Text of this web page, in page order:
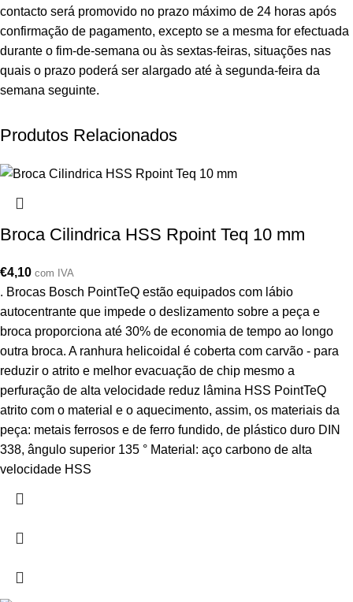
contacto será promovido no prazo máximo de 24 horas após
confirmação de pagamento, excepto se a mesma for efectuada
durante o fim-de-semana ou às sextas-feiras, situações nas
quais o prazo poderá ser alargado até à segunda-feira da
semana seguinte.
Produtos Relacionados
Broca Cilindrica HSS Rpoint Teq 10 mm
€4,10 com IVA
. Brocas Bosch PointTeQ estão equipados com lábio
autocentrante que impede o deslizamento sobre a peça e
broca proporciona até 30% de economia de tempo ao longo
outra broca. A ranhura helicoidal é coberta com carvão - para
reduzir o atrito e melhor evacuação de chip mesmo a
perfuração de alta velocidade reduz lâmina HSS PointTeQ
atrito com o material e o aquecimento, assim, os materiais da
peça: metais ferrosos e de ferro fundido, de plástico duro DIN
338, ângulo superior 135 ° Material: aço carbono de alta
velocidade HSS